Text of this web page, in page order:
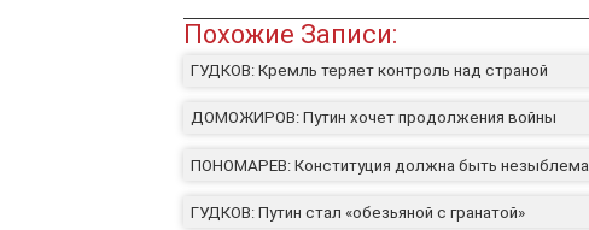
Похожие Записи:
ГУДКОВ: Кремль теряет контроль над страной
ДОМОЖИРОВ: Путин хочет продолжения войны
ПОНОМАРЕВ: Конституция должна быть незыблема
ГУДКОВ: Путин стал «обезьяной с гранатой»